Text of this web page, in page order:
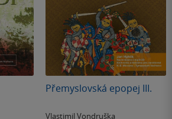
Přemyslovská epopej III.
Vlastimil Vondruška